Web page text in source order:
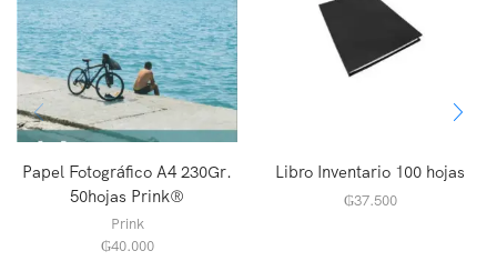
Papel Fotográfico A4 230Gr.
50hojas Prink®
Prink
₲40.000
Libro Inventario 100 hojas
₲37.500